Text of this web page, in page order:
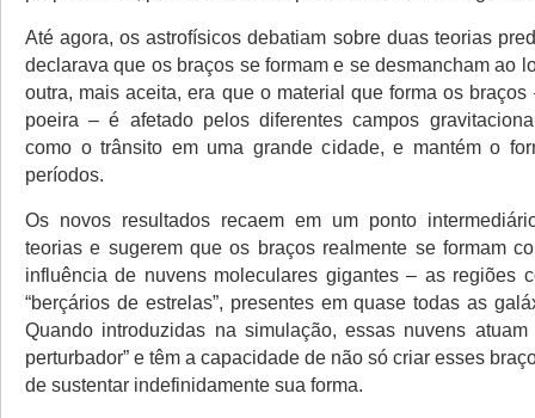
Até agora, os astrofísicos debatiam sobre duas teorias
declarava que os braços se formam e se desmancham ao
outra, mais aceita, era que o material que forma os braços
poeira – é afetado pelos diferentes campos
como o trânsito em uma grande cidade, e mantém o
períodos.
Os novos resultados recaem em um ponto
teorias e sugerem que os braços realmente se formam
influência de nuvens moleculares gigantes – as regiões
“berçários de estrelas”, presentes em quase todas as
Quando introduzidas na simulação, essas nuvens atuam
perturbador” e têm a capacidade de não só criar esses
de sustentar indefinidamente sua forma.